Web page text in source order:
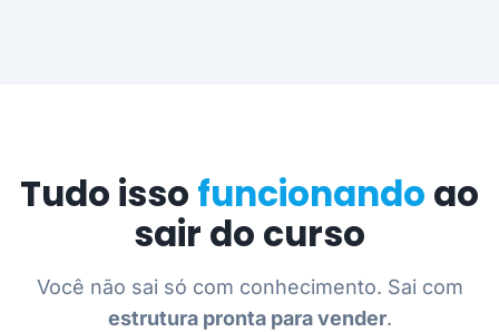
Tudo isso funcionando ao
sair do curso
Você não sai só com conhecimento. Sai com
estrutura pronta para vender.